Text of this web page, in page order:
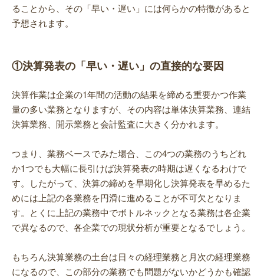
ることから、その「早い・遅い」には何らかの特徴があると
予想されます。
①決算発表の「早い・遅い」の直接的な要因
決算作業は企業の1年間の活動の結果を締める重要かつ作業
量の多い業務となりますが、その内容は単体決算業務、連結
決算業務、開示業務と会計監査に大きく分かれます。
つまり、業務ベースでみた場合、この4つの業務のうちどれ
か1つでも大幅に長引けば決算発表の時期は遅くなるわけで
す。したがって、決算の締めを早期化し決算発表を早めるた
めには上記の各業務を円滑に進めることが不可欠となりま
す。とくに上記の業務中でボトルネックとなる業務は各企業
で異なるので、各企業での現状分析が重要となるでしょう。
もちろん決算業務の土台は日々の経理業務と月次の経理業務
になるので、この部分の業務でも問題がないかどうかも確認